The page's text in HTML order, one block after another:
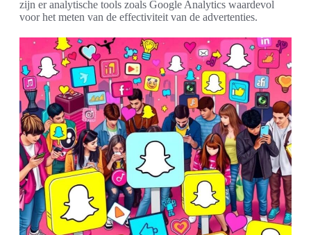
zijn er analytische tools zoals Google Analytics waardevol
voor het meten van de effectiviteit van de advertenties.